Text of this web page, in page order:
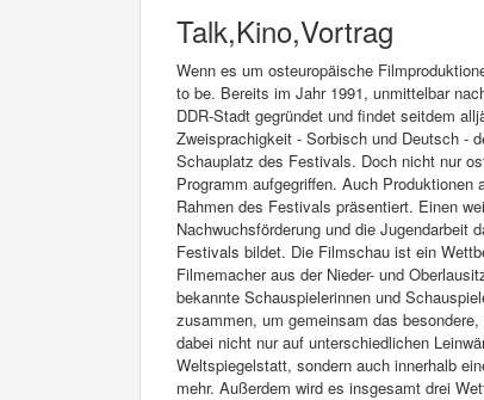
Talk,Kino,Vortrag
Wenn es um osteuropäische
to be. Bereits im Jahr 1991, unmittelbar
DDR-Stadt gegründet und findet seitdem
Zweisprachigkeit - Sorbisch und Deutsch -
Schauplatz des Festivals. Doch nicht nur
Programm aufgegriffen. Auch Produktionen
Rahmen des Festivals präsentiert. Einen
Nachwuchsförderung und die Jugendarbeit
Festivals bildet. Die Filmschau ist ein
Filmemacher aus der Nieder- und
bekannte Schauspielerinnen und
zusammen, um gemeinsam das
dabei nicht nur auf unterschiedlichen
Weltspiegelstatt, sondern auch innerhalb
mehr. Außerdem wird es insgesamt drei